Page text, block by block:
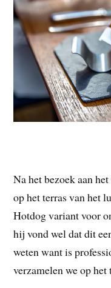
Na het bezoek aan
op het terras van het
Hotdog variant voor
hij vond wel dat dit
weten want is
verzamelen we op